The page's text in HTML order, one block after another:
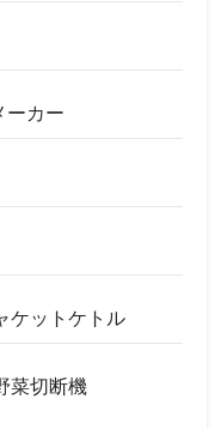
ーカー
ケットケトル
菜切断機